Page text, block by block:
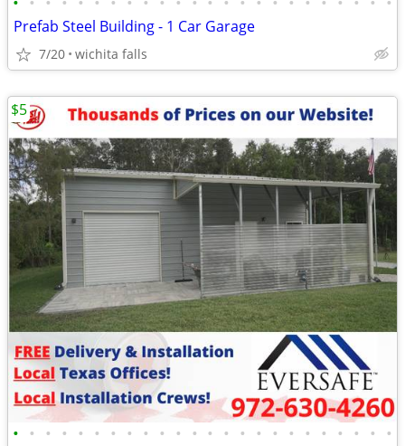
Prefab Steel Building - 1 Car Garage
7/20 wichita falls
• • • • • • • • • • • • • • • • • • • • • • • •
$5